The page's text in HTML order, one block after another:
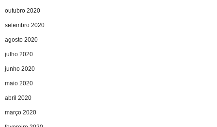
outubro 2020
setembro 2020
agosto 2020
julho 2020
junho 2020
maio 2020
abril 2020
março 2020